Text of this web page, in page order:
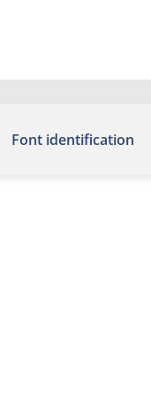
Font identification